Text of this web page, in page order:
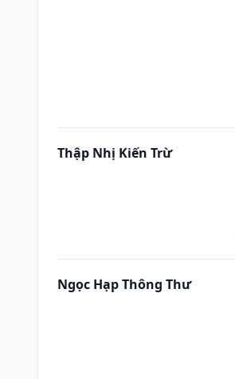
Thập Nhị Kiến Trừ
Ngọc Hạp Thông Thư